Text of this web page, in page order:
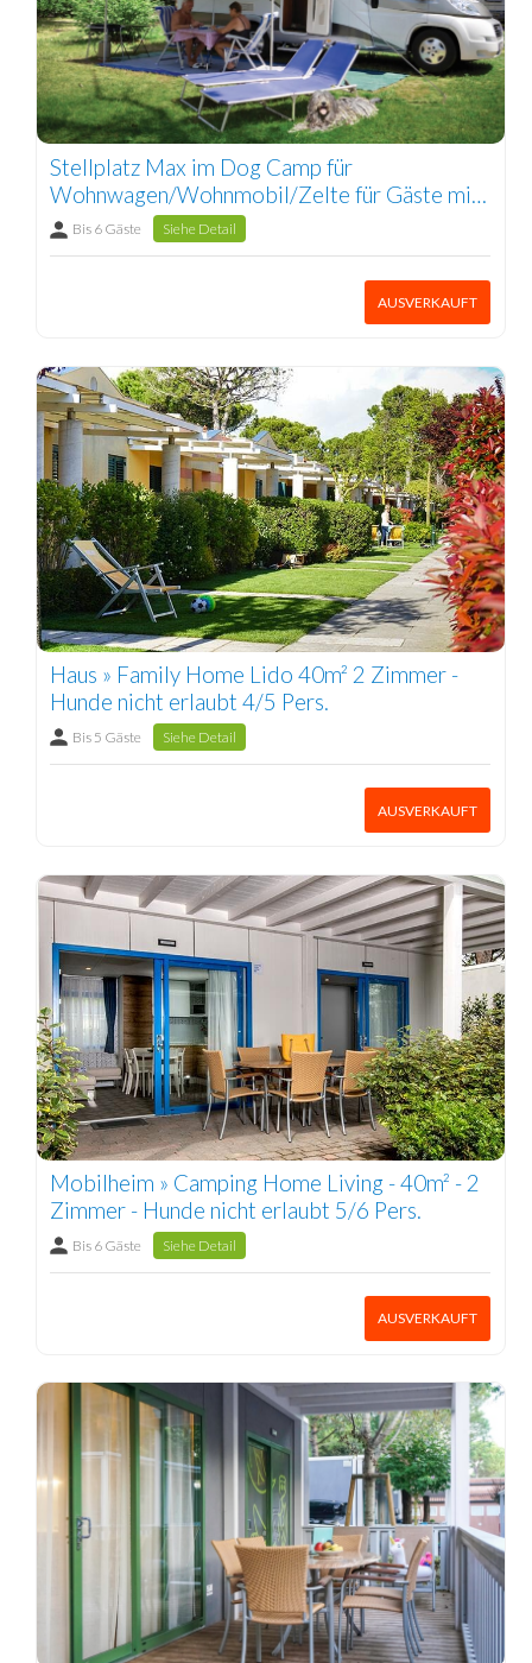
Stellplatz Max im Dog Camp für
Wohnwagen/Wohnmobil/Zelte für Gäste mit
Hunde 1/6 Pers.
Bis 6 Gäste Siehe Detail
AUSVERKAUFT
Haus » Family Home Lido 40m² 2 Zimmer -
Hunde nicht erlaubt 4/5 Pers.
Bis 5 Gäste Siehe Detail
AUSVERKAUFT
Mobilheim » Camping Home Living - 40m² - 2
Zimmer - Hunde nicht erlaubt 5/6 Pers.
Bis 6 Gäste Siehe Detail
AUSVERKAUFT